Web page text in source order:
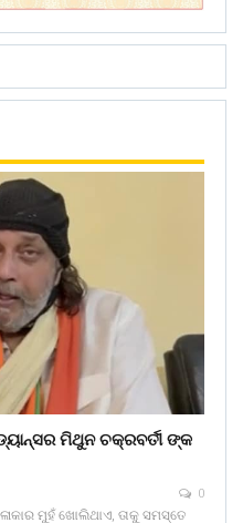
ମିଥୁନ ଚକ୍ରବର୍ତୀ ଙ୍କ
0
ମୁହଁ ଖୋଲିଥାଏ, ତାକୁ ସମସ୍ତେ